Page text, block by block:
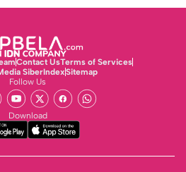
Contact UsTerms of Services
SiberIndexSitemap
Follow Us
Download